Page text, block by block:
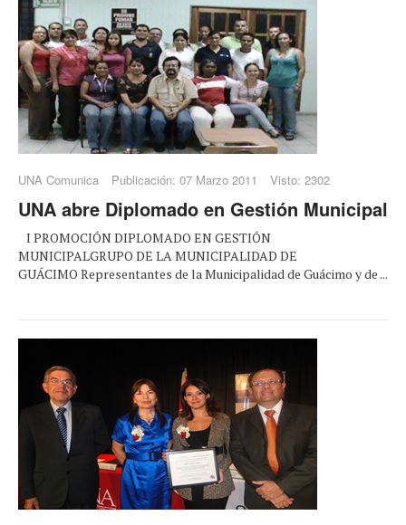
UNA Comunica Publicación: 07 Marzo 2011 Visto: 2302
UNA abre Diplomado en Gestión Municipal
I PROMOCIÓN DIPLOMADO EN GESTIÓN
MUNICIPALGRUPO DE LA MUNICIPALIDAD DE
GUÁCIMO Representantes de la Municipalidad de Guácimo y de ...